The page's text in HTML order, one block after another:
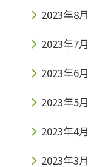
2023年8月
2023年7月
2023年6月
2023年5月
2023年4月
2023年3月